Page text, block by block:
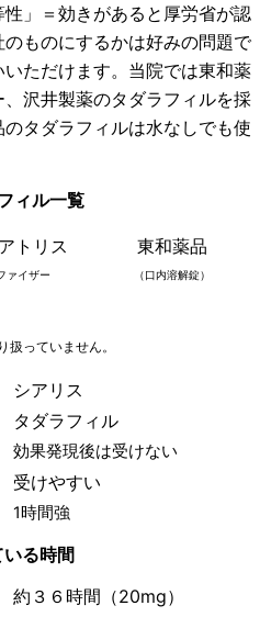
」＝効きがあると厚労省が認
ものにするかは好みの問題で
ただけます。当院では東和薬
沢井製薬のタダラフィルを採
タダラフィルは水なしでも使
ィル一覧
トリス
ァイザー
東和薬品
（口内溶解錠）
っていません。
シアリス
タダラフィル
効果発現後は受けない
受けやすい
1時間強
る時間
約３６時間（20mg）